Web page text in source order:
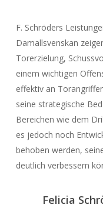
F. Schröders
Damallsvenskan
Torerzielung,
einem wichtigen
effektiv an
seine strategische
Bereichen wie dem
es jedoch noch
behoben werden,
deutlich verbessern
Felicia